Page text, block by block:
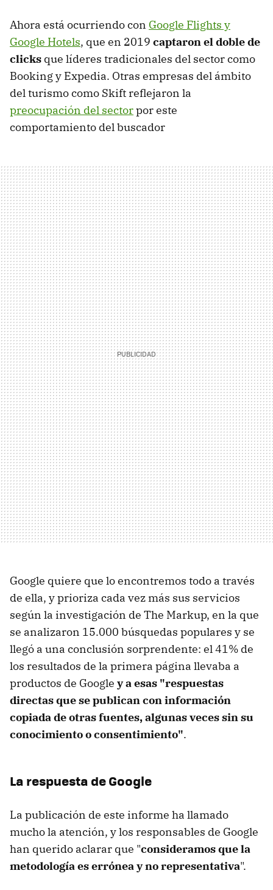
Ahora está ocurriendo con Google Flights y
Google Hotels, que en 2019 captaron el doble de
clicks que líderes tradicionales del sector como
Booking y Expedia. Otras empresas del ámbito
del turismo como Skift reflejaron la
preocupación del sectorpor este
comportamiento del buscador
Google quiere que lo encontremos todo a través
de ella, y prioriza cada vez más sus servicios
según la investigación de The Markup, en la que
se analizaron 15.000 búsquedas populares y se
llegó a una conclusión sorprendente: el 41% de
los resultados de la primera página llevaba a
productos de Google y a esas "respuestas
directas que se publican con información
copiada de otras fuentes, algunas veces sin su
conocimiento o consentimiento".
La respuesta de Google
La publicación de este informe ha llamado
mucho la atención, y los responsables de Google
han querido aclarar que "consideramos que la
metodología es errónea y no representativa".